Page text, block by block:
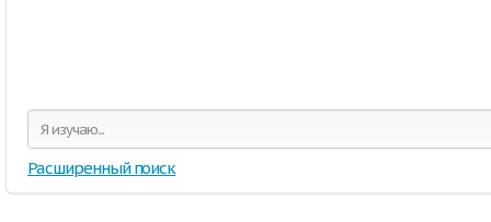
Расширенный поиск